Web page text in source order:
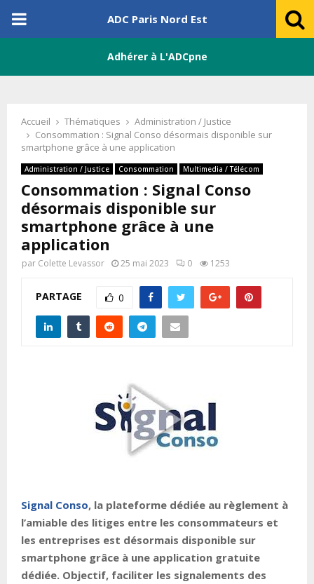
PRIMARY
ADC Paris Nord Est
Adhérer à L'ADCpne
Accueil Thématiques
Administration / Justice
Consommation : Signal Conso désormais disponible sur
smartphone grâce à une application
Administration / Justice Consommation Multimedia / Télécom
Consommation : Signal Conso
désormais disponible sur
smartphone grâce à une
application
par Colette Levassor 25 mai 2023 0 1253
PARTAGE 0
Signal Conso, la plateforme dédiée au règlement à
l’amiable des litiges entre les consommateurs et
les entreprises est désormais disponible sur
smartphone grâce à une application gratuite
dédiée. Objectif, faciliter les signalements des